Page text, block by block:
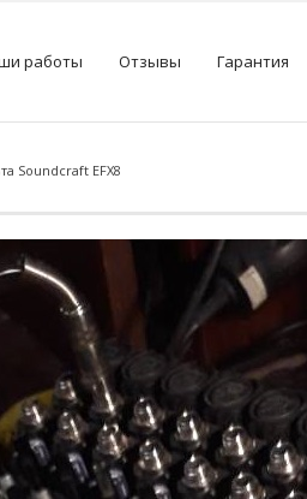
работы Отзывы Гарантия
Soundcraft EFX8